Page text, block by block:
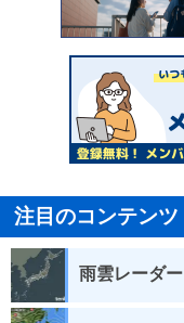
注目のコンテンツ
雨雲レーダー